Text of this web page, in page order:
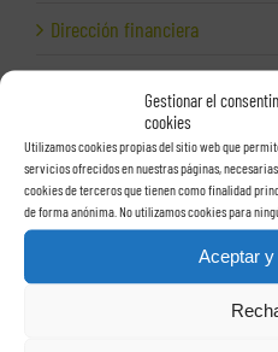
Gestionar el
cookies
Utilizamos cookies propias del sitio web que
servicios ofrecidos en nuestras páginas,
cookies de terceros que tienen como finalidad
de forma anónima. No utilizamos cookies para
Aceptar
Dirección financiera
Facturas
Grupos de sociedades
Hacienda